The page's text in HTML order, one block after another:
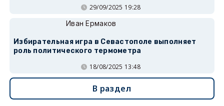
29/09/2025 19:28
Иван Ермаков
Избирательная игра в Севастополе выполняет
роль политического термометра
18/08/2025 13:48
В раздел